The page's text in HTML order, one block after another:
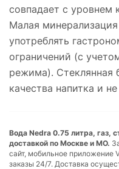
совпадает с уровнем
Малая
употреблять
ограничений (с
режима). Стеклянная
качества напитка и
Вода Nedra 0.75 литра, газ,
доставкой по Москве и МО.
сайт, мобильное приложение
заказы 24/7. Доставка